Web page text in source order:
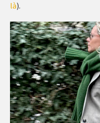
là).